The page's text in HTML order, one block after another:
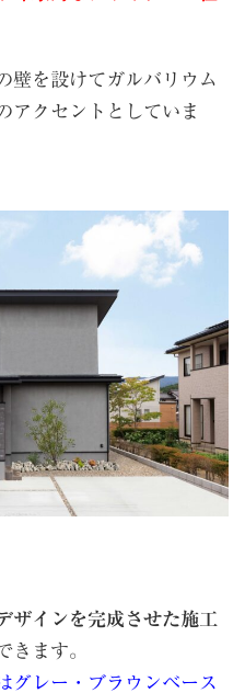
壁を設けてガルバリウム
アクセントとしていま
ザインを完成させた施工
きます。
グレー・ブラウンベース